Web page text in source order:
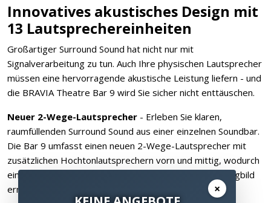
Innovatives akustisches Design mit
13 Lautsprechereinheiten
Großartiger Surround Sound hat nicht nur mit
Signalverarbeitung zu tun. Auch Ihre physischen Lautsprecher
müssen eine hervorragende akustische Leistung liefern - und
die BRAVIA Theatre Bar 9 wird Sie sicher nicht enttäuschen.
Neuer 2-Wege-Lautsprecher - Erleben Sie klaren,
raumfüllenden Surround Sound aus einer einzelnen Soundbar.
Die Bar 9 umfasst einen neuen 2-Wege-Lautsprecher mit
zusätzlichen Hochtonlautsprechern vorn und mittig, wodurch
ein umfassender Surround Sound und ein präzises Klangbild
ermöglicht werden.
×